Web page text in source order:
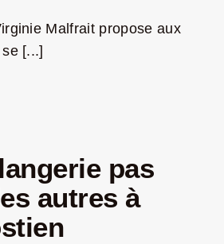
Malfrait propose aux
[...]
pas
autres à